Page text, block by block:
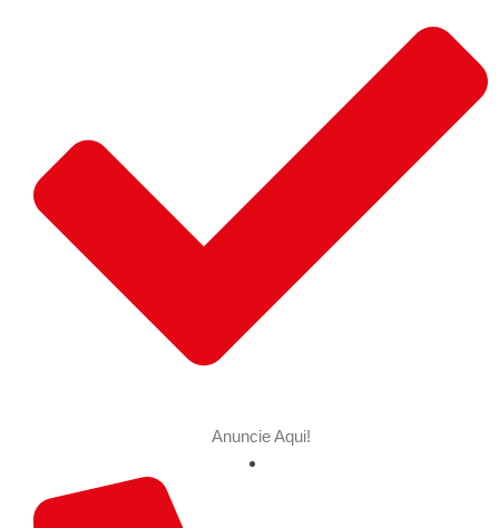
Anuncie Aqui!